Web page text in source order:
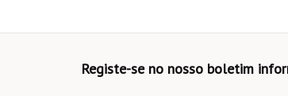
Registe-se no nosso boletim